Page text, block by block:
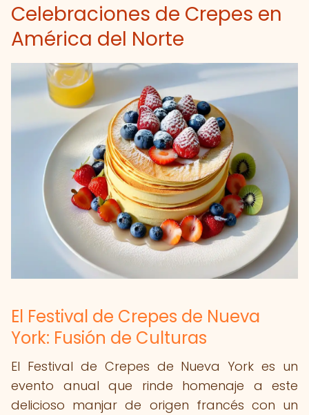
Celebraciones de Crepes en
América del Norte
El Festival de Crepes de Nueva
York: Fusión de Culturas
El Festival de Crepes de Nueva York es un
evento anual que rinde homenaje a este
delicioso manjar de origen francés con un